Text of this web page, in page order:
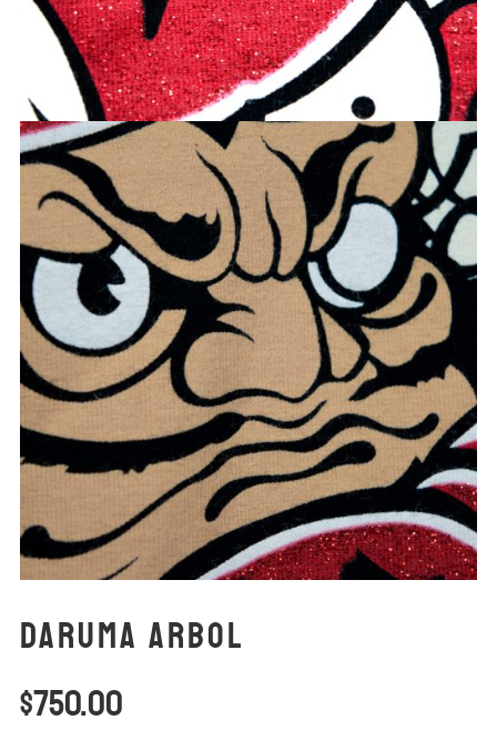
Daruma Arbol
$750.00